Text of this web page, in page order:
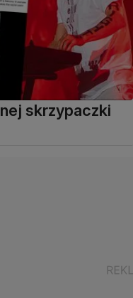
skrzypaczki